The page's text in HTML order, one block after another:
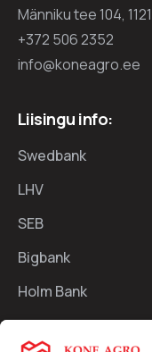
Männiku tee 104,
+372 506 2352
info@koneagro.ee
Liisingu info:
Swedbank
LHV
SEB
Bigbank
Holm Bank
Kiirlingid: